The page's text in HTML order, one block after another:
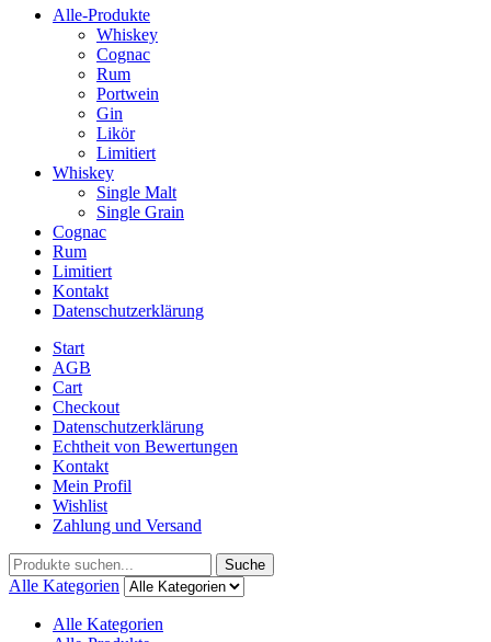
Alle-Produkte
Whiskey
Cognac
Rum
Portwein
Gin
Likör
Limitiert
Whiskey
Single Malt
Single Grain
Cognac
Rum
Limitiert
Kontakt
Datenschutzerklärung
Start
AGB
Cart
Checkout
Datenschutzerklärung
Echtheit von Bewertungen
Kontakt
Mein Profil
Wishlist
Zahlung und Versand
Suche
Alle Kategorien
Alle Kategorien